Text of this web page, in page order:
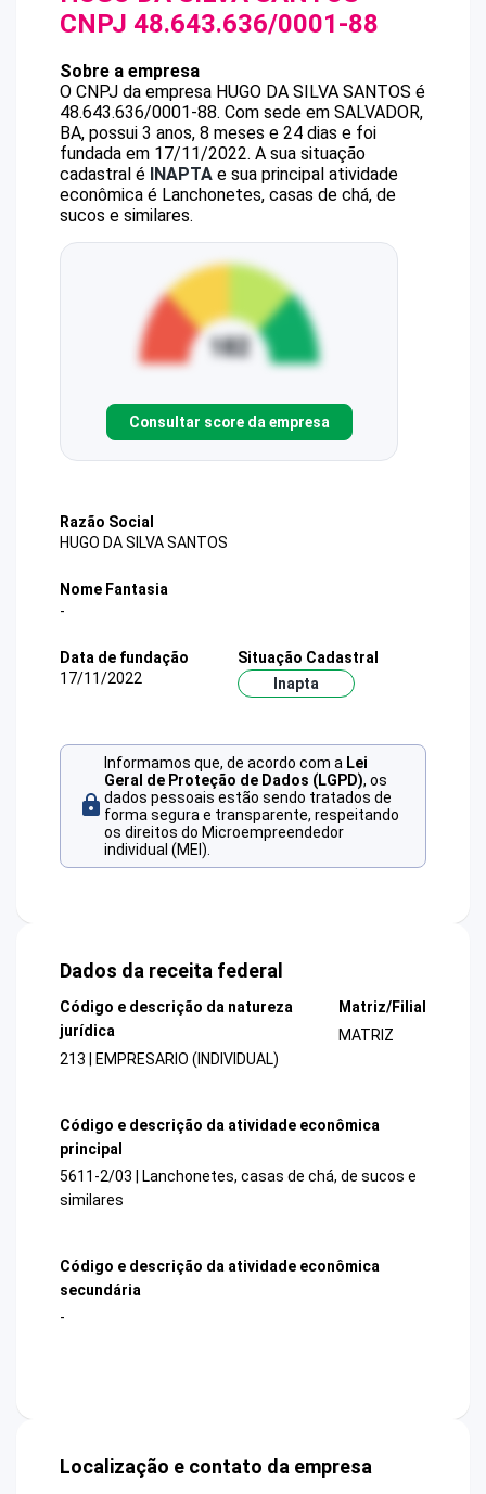
CNPJ 48.643.636/0001-88
Sobre a empresa
O CNPJ da empresa HUGO DA SILVA SANTOS é
48.643.636/0001-88. Com sede em SALVADOR,
BA, possui 3 anos, 8 meses e 24 dias e foi
fundada em 17/11/2022. A sua situação
cadastral é INAPTA e sua principal atividade
econômica é Lanchonetes, casas de chá, de
sucos e similares.
Consultar score da empresa
Razão Social
HUGO DA SILVA SANTOS
Nome Fantasia
-
Data de fundação
17/11/2022
Situação Cadastral
Inapta
Informamos que, de acordo com a Lei
Geral de Proteção de Dados (LGPD), os
dados pessoais estão sendo tratados de
forma segura e transparente, respeitando
os direitos do Microempreendedor
individual (MEI).
Dados da receita federal
Código e descrição da natureza
jurídica
213 | EMPRESARIO (INDIVIDUAL)
Matriz/Filial
MATRIZ
Código e descrição da atividade econômica
principal
5611-2/03 | Lanchonetes, casas de chá, de sucos e
similares
Código e descrição da atividade econômica
secundária
-
Localização e contato da empresa